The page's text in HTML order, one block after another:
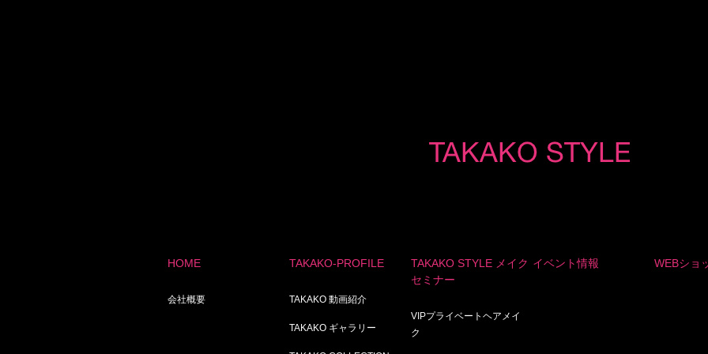
HOME
会社概要
TAKAKO-PROFILE
TAKAKO 動画紹介
TAKAKO ギャラリー
TAKAKO STYLE メイク
セミナー
VIPプライベートヘアメイ
ク
イベント情報 WEBショ